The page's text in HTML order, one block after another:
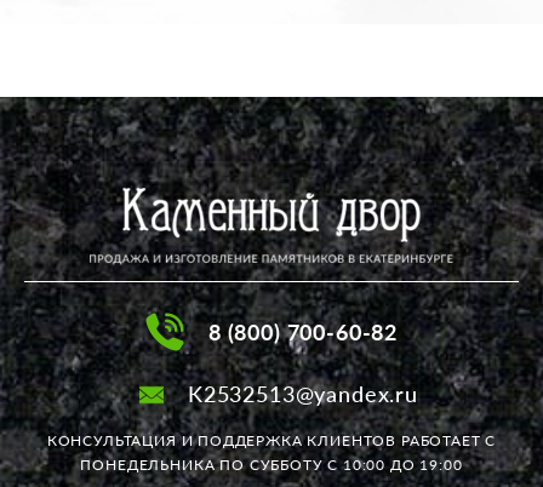
8 (800) 700-60-82
K2532513@yandex.ru
КОНСУЛЬТАЦИЯ И ПОДДЕРЖКА КЛИЕНТОВ РАБОТАЕТС
ПОНЕДЕЛЬНИКА ПО СУББОТУ С 10:00 ДО 19:00